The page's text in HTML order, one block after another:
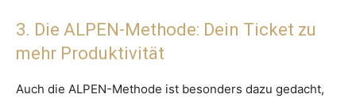
3. Die ALPEN-Methode: Dein Ticket zu
mehr Produktivität
Auch die ALPEN-Methode ist besonders dazu gedacht,